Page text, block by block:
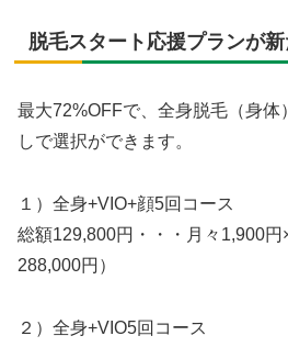
脱毛スタート応援プランが
最大72%OFFで、全身脱毛（身体
しで選択ができます。
１）全身+VIO+顔5回コース
総額129,800円・・・月々1,900円
288,000円）
２）全身+VIO5回コース